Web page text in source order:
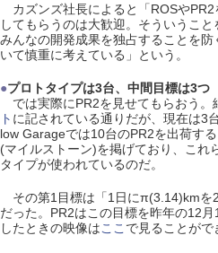
カズンズ社長によると「ROSや
してもらうのは大歓迎。そういうこ
みんなの開発成果を独占することを
いて慎重に考えている」という。
●プロトタイプは3台、中間目標は3つ
では実際にPR2を見せてもらおう。
ト に記されている通りだが、現在は3
low Garageでは10台のPR2を出荷す
(マイルストーン)を掲げており、これ
タイプが使われているのだ。
その第1目標は「1日にπ(3.14)kmを
だった。PR2はこの目標を昨年の12
したときの映像はここ で見ることがで